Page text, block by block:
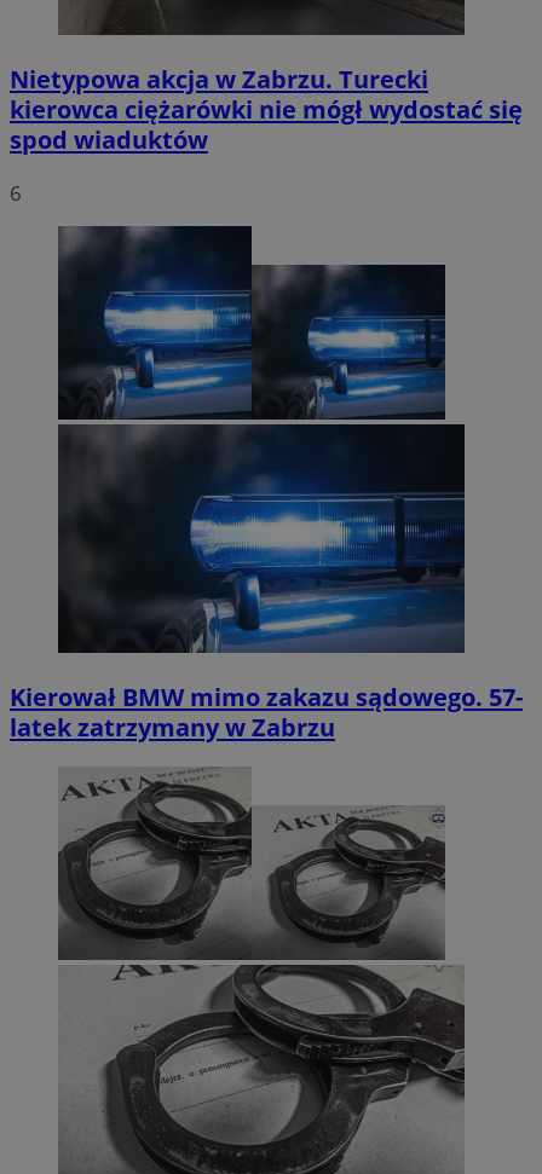
Nietypowa akcja w Zabrzu. Turecki
kierowca ciężarówki nie mógł wydostać się
spod wiaduktów
6
Kierował BMW mimo zakazu sądowego. 57-
latek zatrzymany w Zabrzu